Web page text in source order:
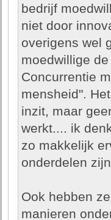
bedrijf
niet door
overigens wel
moedwillige
Concurrentie
mensheid".
inzit, maar
werkt.... ik
zo makkelijk
onderdelen
Ook hebben
manieren